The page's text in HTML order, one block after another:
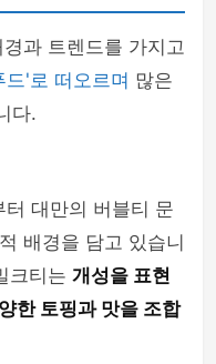
과 트렌드를 가지고
'로 떠오르며 많은
다.
대만의 버블티 문
배경을 담고 있습니
크티는 개성을 표현
한 토핑과 맛을 조합